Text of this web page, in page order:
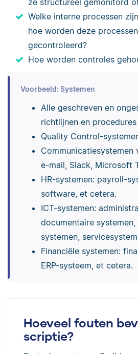
ze structureel gemonitord
Welke interne processen
hoe worden deze
gecontroleerd?
Hoe worden controles
Voorbeeld: Systemen
Alle geschreven en
richtlijnen en
Quality Control-
Communicatiesystemen
e-mail, Slack, Microsoft
HR-systemen: payroll-
software, et cetera.
ICT-systemen:
documentaire
systemen,
Financiële systemen:
ERP-systeem, et cetera.
Hoeveel fouten
scriptie?